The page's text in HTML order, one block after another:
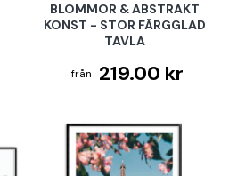
BLOMMOR & ABSTRAKT
KONST - STOR FÄRGGLAD
TAVLA
219.00 kr